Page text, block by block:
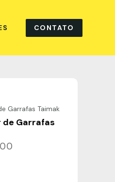
CONTATO
de Garrafas